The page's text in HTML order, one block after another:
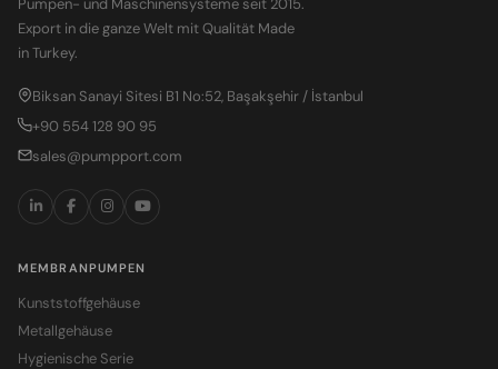
Export in die ganze Welt mit Qualität Made
in Turkey.
Biksan Sanayi Sitesi B1 No:52, Başakşehir / İstanbul
+90 554 128 90 95
sales@pumpport.com
MEMBRANPUMPEN
Kunststoffgehäuse
Metallgehäuse
Hygienische Serie